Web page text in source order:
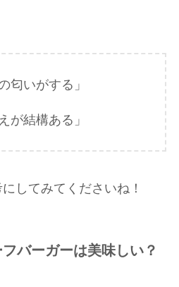
匂いがする」
が結構ある」
してみてくださいね！
バーガーは美味しい？